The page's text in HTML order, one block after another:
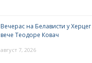
Вечерас на Белависти у
вече Теодоре Ковач
август 7, 2026